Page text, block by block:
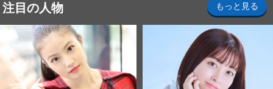
注目の人物 もっと見る